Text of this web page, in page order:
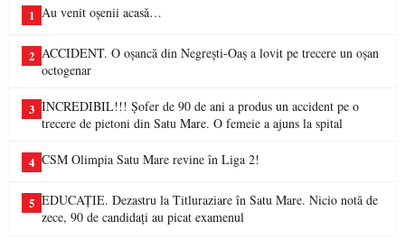
1 Au venit oșenii acasă…
2 ACCIDENT. O oșancă din Negrești-Oaș a lovit pe trecere un oșan
octogenar
3 INCREDIBIL!!! Șofer de 90 de ani a produs un accident pe o
trecere de pietoni din Satu Mare. O femeie a ajuns la spital
4 CSM Olimpia Satu Mare revine în Liga 2!
5 EDUCAȚIE. Dezastru la Titluraziare în Satu Mare. Nicio notă de
zece, 90 de candidați au picat examenul